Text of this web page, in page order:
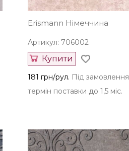
Erismann Німеччина
Артикул: 706002
Купити
181 грн/рул. Під замовлення
термін поставки до 1,5 міс.